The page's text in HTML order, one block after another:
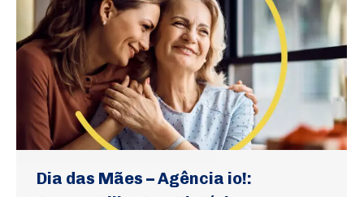
Dia das Mães – Agência io!: